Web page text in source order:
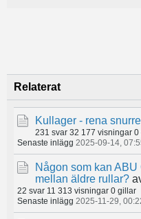
Relaterat
Kullager - rena
231 svar 32 177 visningar 0
Senaste inlägg 2025-09-14,
Någon som kan
mellan äldre rullar?
22 svar 11 313 visningar 0 gillar
Senaste inlägg 2025-11-29,